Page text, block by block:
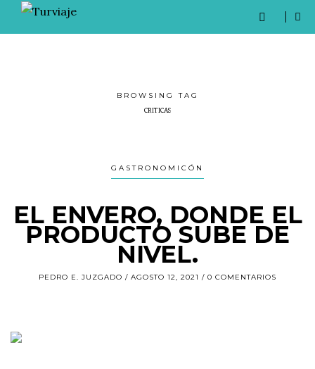
BROWSING TAG
CRITICAS
GASTRONOMICÓN
EL ENVERO, DONDE EL
PRODUCTO SUBE DE
NIVEL.
PEDRO E. JUZGADO AGOSTO 12, 2021 0 COMENTARIOS